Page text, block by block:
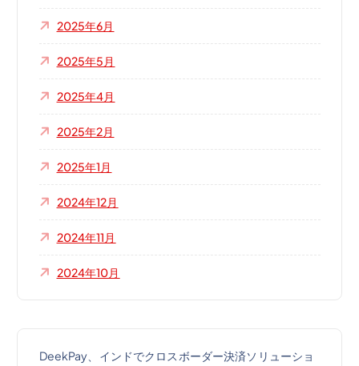
2025年6月
2025年5月
2025年4月
2025年2月
2025年1月
2024年12月
2024年11月
2024年10月
DeekPay、インドでクロスボーダー決済ソリューショ